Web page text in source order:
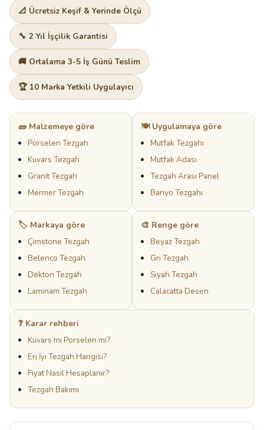
📐 Ücretsiz Keşif & Yerinde Ölçü
🔧 2 Yıl İşçilik Garantisi
🚚 Ortalama 3-5 İş Günü Teslim
🏆 10 Marka Yetkili Uygulayıcı
🧱 Malzemeye göre
Porselen Tezgah
Kuvars Tezgah
Granit Tezgah
Mermer Tezgah
🍽️ Uygulamaya göre
Mutfak Tezgahı
Mutfak Adası
Tezgah Arası Panel
Banyo Tezgahı
🏷️ Markaya göre
Çimstone Tezgah
Belenco Tezgah
Dekton Tezgah
Laminam Tezgah
🎨 Renge göre
Beyaz Tezgah
Gri Tezgah
Siyah Tezgah
Calacatta Desen
❓ Karar rehberi
Kuvars mı Porselen mi?
En İyi Tezgah Hangisi?
Fiyat Nasıl Hesaplanır?
Tezgah Bakımı